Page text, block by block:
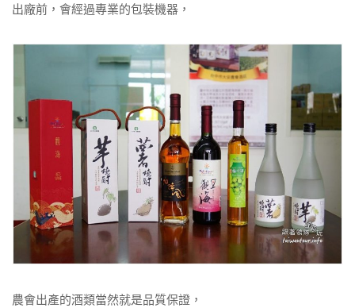
出廠前，會經過專業的包裝機器，
農會出產的酒類當然就是品質保證，